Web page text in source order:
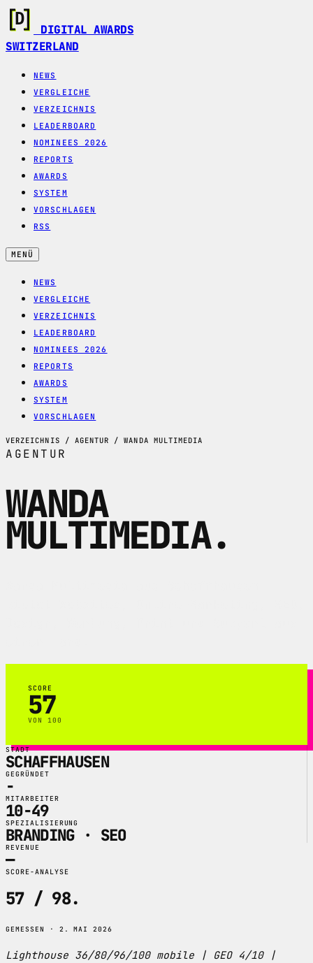
DIGITAL AWARDS
SWITZERLAND
NEWS
VERGLEICHE
VERZEICHNIS
LEADERBOARD
NOMINEES 2026
REPORTS
AWARDS
SYSTEM
VORSCHLAGEN
RSS
MENÜ
NEWS
VERGLEICHE
VERZEICHNIS
LEADERBOARD
NOMINEES 2026
REPORTS
AWARDS
SYSTEM
VORSCHLAGEN
VERZEICHNIS / AGENTUR / WANDA MULTIMEDIA
AGENTUR
WANDA
MULTIMEDIA.
SCORE
57
VON 100
STADT
SCHAFFHAUSEN
GEGRÜNDET
-
MITARBEITER
10-49
SPEZIALISIERUNG
BRANDING · SEO
REVENUE
—
SCORE-ANALYSE
57 / 98.
GEMESSEN · 2. MAI 2026
Lighthouse 36/80/96/100 mobile | GEO 4/10 |